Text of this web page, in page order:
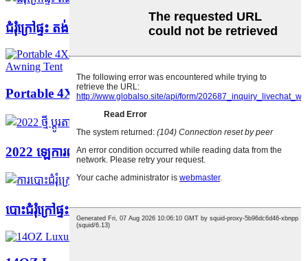
ជំរុំក្រៅផ្ទះ តង់ម្លប់
Portable 4X4 4wd suv Car 270 Degree Foxwing...
2022 ឡេការពារកំដៅថ្ងៃចេញក្រៅតាមបំណងថ្មី c...
បោះជំរុំក្រៅផ្ទះ ដំបូលប្រាំបួន ការពារទឹកភ្លៀង...